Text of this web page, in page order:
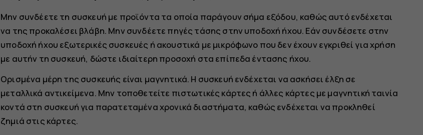
Μην συνδέετε τη συσκευή με προϊόντα τα οποία παράγουν σήμα εξόδου, καθώς αυτό ενδέχεται
να της προκαλέσει βλάβη. Μην συνδέετε πηγές τάσης στην υποδοχή ήχου. Εάν συνδέσετε στην
υποδοχή ήχου εξωτερικές συσκευές ή ακουστικά με μικρόφωνο που δεν έχουν εγκριθεί για χρήση
με αυτήν τη συσκευή, δώστε ιδιαίτερη προσοχή στα επίπεδα έντασης ήχου.
Ορισμένα μέρη της συσκευής είναι μαγνητικά. Η συσκευή ενδέχεται να ασκήσει έλξη σε
μεταλλικά αντικείμενα. Μην τοποθετείτε πιστωτικές κάρτες ή άλλες κάρτες με μαγνητική ταινία
κοντά στη συσκευή για παρατεταμένα χρονικά διαστήματα, καθώς ενδέχεται να προκληθεί
ζημιά στις κάρτες.